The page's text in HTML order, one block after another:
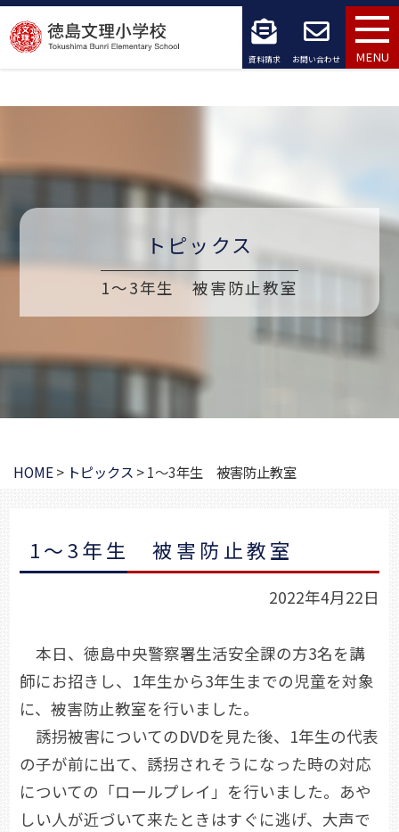
コ
ン
キ
資料請求 お問い合わせ MENU
トピックス
1～3年生 被害防止教室
HOME> トピックス >1～3年生 被害防止教室
1～3年生 被害防止教室
2022年4月22日
本日、徳島中央警察署生活安全課の方3名を講
師にお招きし、1年生から3年生までの児童を対象
に、被害防止教室を行いました。
誘拐被害についてのDVDを見た後、1年生の代表
の子が前に出て、誘拐されそうになった時の対応
についての「ロールプレイ」を行いました。あや
しい人が近づいて来たときはすぐに逃げ、大声で